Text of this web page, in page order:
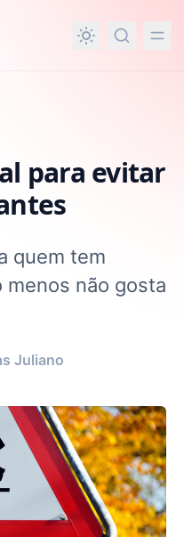
para evitar
quem tem
menos não gosta
Juliano